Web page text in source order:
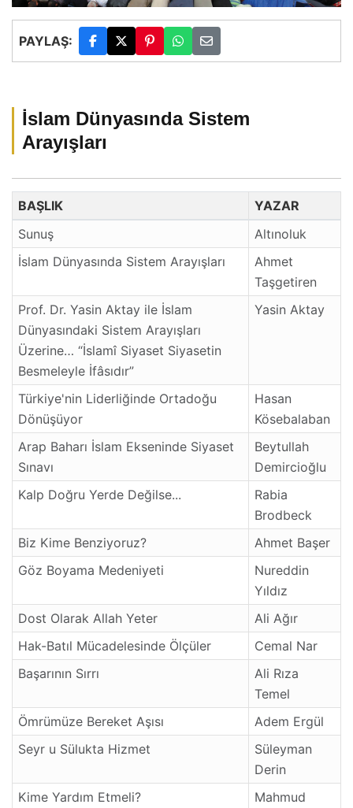
PAYLAŞ:
İslam Dünyasında Sistem
Arayışları
BAŞLIK
YAZAR
Sunuş
Altınoluk
İslam Dünyasında Sistem Arayışları
Ahmet
Taşgetiren
Prof. Dr. Yasin Aktay ile İslam
Dünyasındaki Sistem Arayışları
Üzerine… “İslamî Siyaset Siyasetin
Besmeleyle İfâsıdır”
Yasin Aktay
Türkiye'nin Liderliğinde Ortadoğu
Dönüşüyor
Hasan
Kösebalaban
Arap Baharı İslam Ekseninde Siyaset
Sınavı
Beytullah
Demircioğlu
Kalp Doğru Yerde Değilse...
Rabia
Brodbeck
Biz Kime Benziyoruz?
Ahmet Başer
Göz Boyama Medeniyeti
Nureddin
Yıldız
Dost Olarak Allah Yeter
Ali Ağır
Hak-Batıl Mücadelesinde Ölçüler
Cemal Nar
Başarının Sırrı
Ali Rıza
Temel
Ömrümüze Bereket Aşısı
Adem Ergül
Seyr u Sülukta Hizmet
Süleyman
Derin
Kime Yardım Etmeli?
Mahmud